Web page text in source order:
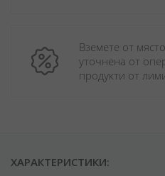
Вземете от
уточнена от
продукти от
ХАРАКТЕРИСТИКИ: